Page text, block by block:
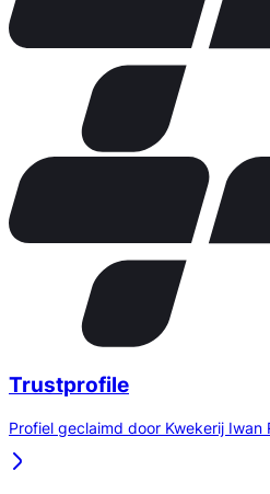
Trustprofile
Profiel geclaimd door Kwekerij Iwan